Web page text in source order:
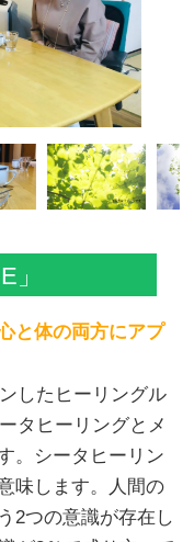
」
と体の両方にアプ
したヒーリングル
タヒーリングとメ
。シータヒーリン
味します。人間の
2つの意識が存在し